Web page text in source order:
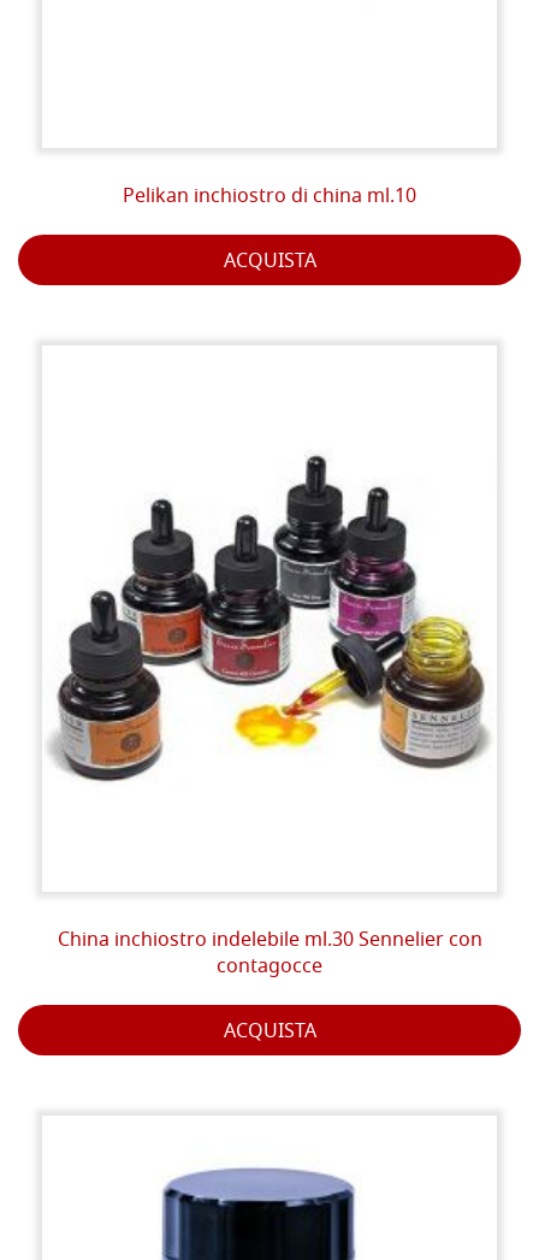
Pelikan inchiostro di china ml.10
ACQUISTA
China inchiostro indelebile ml.30 Sennelier con
contagocce
ACQUISTA